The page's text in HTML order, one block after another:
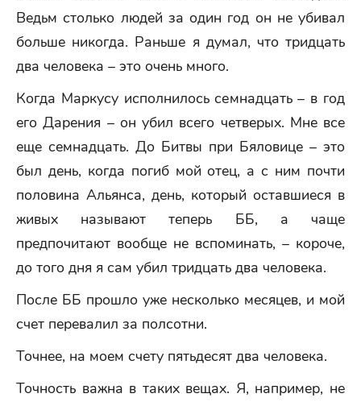
Ведьм столько людей за один год он не убивал
больше никогда. Раньше я думал, что тридцать
два человека – это очень много.
Когда Маркусу исполнилось семнадцать – в год
его Дарения – он убил всего четверых. Мне все
еще семнадцать. До Битвы при Бяловице – это
был день, когда погиб мой отец, а с ним почти
половина Альянса, день, который оставшиеся в
живых называют теперь ББ, а чаще
предпочитают вообще не вспоминать, – короче,
до того дня я сам убил тридцать два человека.
После ББ прошло уже несколько месяцев, и мой
счет перевалил за полсотни.
Точнее, на моем счету пятьдесят два человека.
Точность важна в таких вещах. Я, например, не